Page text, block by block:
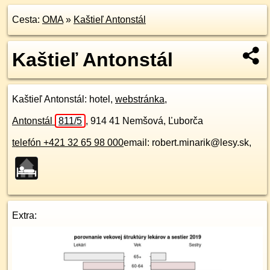
Cesta: OMA» Kaštieľ Antonstál
Kaštieľ Antonstál
Kaštieľ Antonstál : hotel, webstránka,
Antonstál 811/5 , 914 41 Nemšová, Ľuborča
telefón +421 32 65 98 000email: robert.minarik@lesy.sk,
Extra: